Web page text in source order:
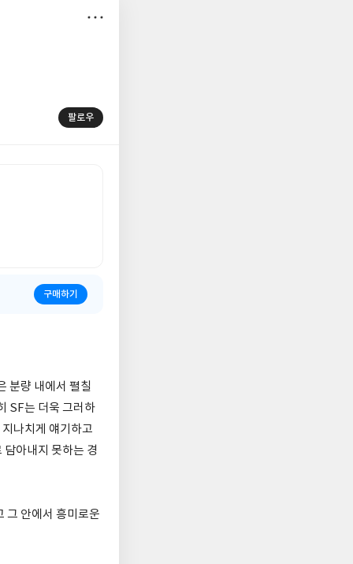
팔로우
구매하기
분량 내에서 펼칠
SF는 더욱 그러하
나치게 얘기하고
담아내지 못하는 경
그 안에서 흥미로운